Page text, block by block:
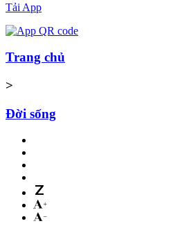
Tải App
Trang chủ
>
Đời sống